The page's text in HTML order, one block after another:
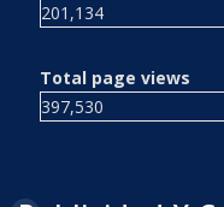
201,134
Total page views
397,530